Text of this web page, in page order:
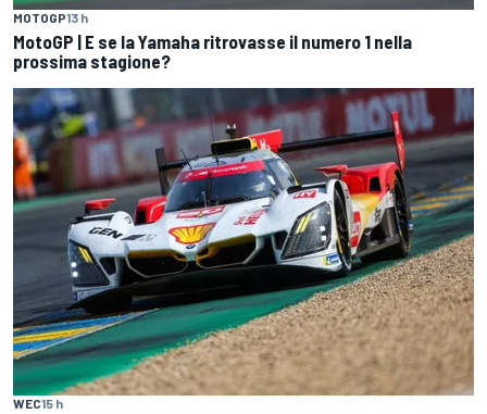
MOTOGP13 h
MotoGP | E se la Yamaha ritrovasse il numero 1 nella
prossima stagione?
WEC15 h